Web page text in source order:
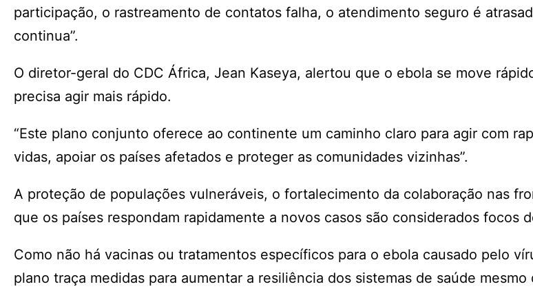
participação, o rastreamento de contatos falha, o atendimento seguro é
continua”.
O diretor-geral do CDC África, Jean Kaseya, alertou que o ebola se move
precisa agir mais rápido.
“Este plano conjunto oferece ao continente um caminho claro para agir com
vidas, apoiar os países afetados e proteger as comunidades vizinhas”.
A proteção de populações vulneráveis, o fortalecimento da colaboração nas
que os países respondam rapidamente a novos casos são considerados focos
Como não há vacinas ou tratamentos específicos para o ebola causado pelo
plano traça medidas para aumentar a resiliência dos sistemas de saúde mesmo